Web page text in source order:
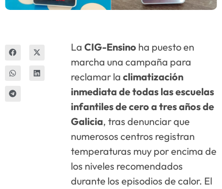
LaCIG-Ensino ha puesto en
marcha una campaña para
reclamar laclimatización
inmediata de todas las escuelas
infantiles de cero a tres años de
Galicia, tras denunciar que
numerosos centros registran
temperaturas muy por encima de
los niveles recomendados
durante los episodios de calor. El